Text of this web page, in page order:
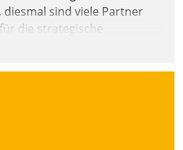
sind viele Partner
die strategische